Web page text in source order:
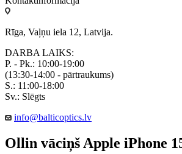
Rīga, Vaļņu iela 12, Latvija.
DARBA LAIKS:
P. - Pk.: 10:00-19:00
(13:30-14:00 - pārtraukums)
S.: 11:00-18:00
Sv.: Slēgts
info@balticoptics.lv
Ollin vāciņš Apple iPhone